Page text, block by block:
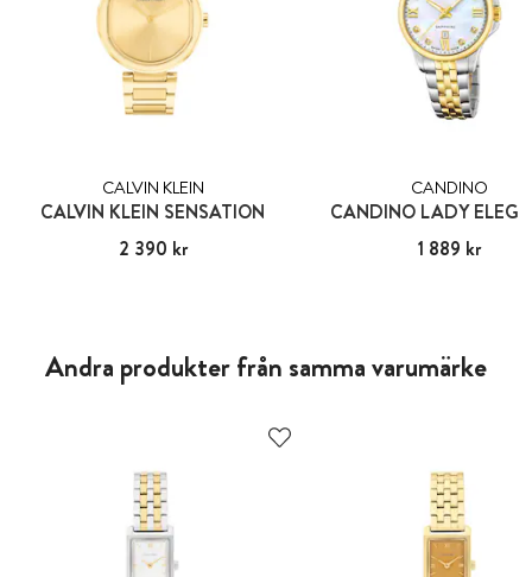
CALVIN KLEIN
CALVIN KLEIN SENSATION
Pris :2 390 kr
2 390 kr
CANDINO
CANDINO LADY
Pris :1 889 kr
1 889 kr
Andra produkter från samma varumärke